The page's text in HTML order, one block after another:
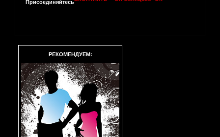
Присоединяйтесь
РЕКОМЕНДУЕМ: